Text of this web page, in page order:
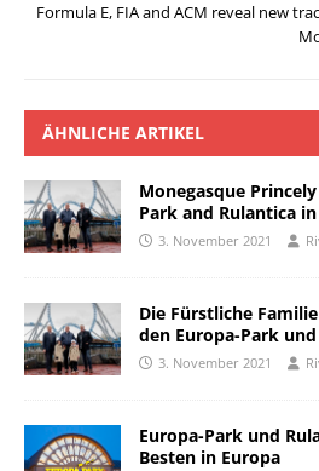
Formula E, FIA and ACM reveal new
ÄHNLICHE ARTIKEL
Monegasque
Park and Rulantica
3. November 2021
Die Fürstliche
den Europa-Park
3. November 2021
Europa-Park und
Besten in Europa